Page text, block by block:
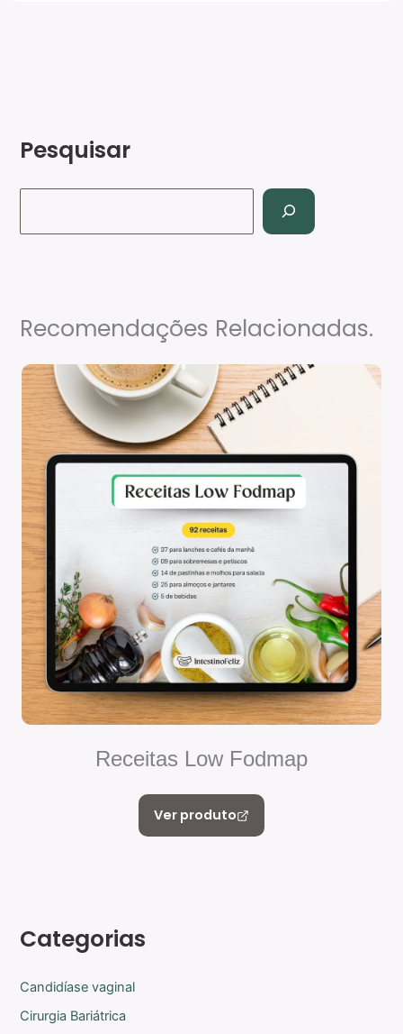
Pesquisar
Recomendações Relacionadas.
Receitas Low Fodmap
Ver produto
Categorias
Candidíase vaginal
Cirurgia Bariátrica